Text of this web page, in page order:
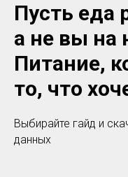
Пусть еда
а не вы на
Питание,
то, что
Выбирайте гайд и
данных